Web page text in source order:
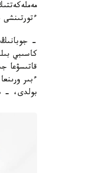
ءتورتىنشى
- جوبانىڭ
بولدى، -